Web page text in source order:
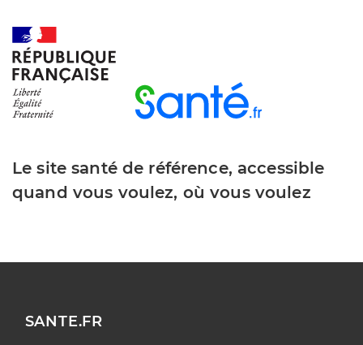
Le site santé de référence, accessible
quand vous voulez, où vous voulez
SANTE.FR